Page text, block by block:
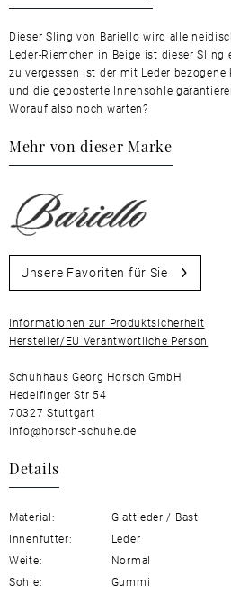
Dieser Sling von Bariello wird alle
Leder-Riemchen in Beige ist dieser
zu vergessen ist der mit Leder
und die geposterte Innensohle
Worauf also noch warten?
Mehr von dieser Marke
Unsere Favoriten für Sie
Informationen zur Produktsicherheit
Hersteller/EU Verantwortliche Person
Schuhhaus Georg Horsch GmbH
Hedelfinger Str 54
70327 Stuttgart
info@horsch-schuhe.de
Details
Material:
Glattleder / Bast
Innenfutter:
Leder
Weite:
Normal
Sohle:
Gummi